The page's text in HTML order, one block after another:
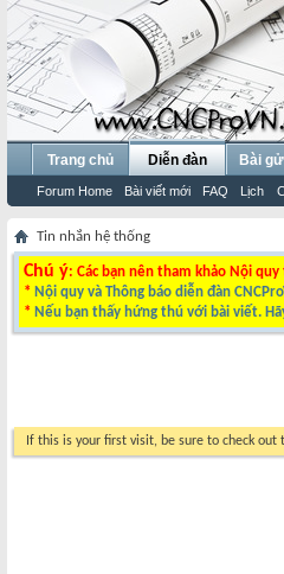
Trang chủ Diễn đàn
Forum Home Bài viết mới FAQ Lịch
Bài
Tin nhắn hệ thống
Chú ý: Các bạn nên tham khảo Nội
* Nội quy và Thông báo diễn đàn
* Nếu bạn thấy hứng thú với bài viết.
If this is your first visit, be sure to check out